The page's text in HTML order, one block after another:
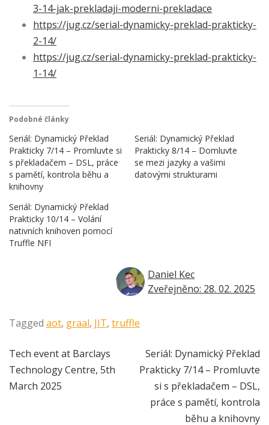
3-14-jak-prekladaji-moderni-prekladace
https://jug.cz/serial-dynamicky-preklad-prakticky-
2-14/
https://jug.cz/serial-dynamicky-preklad-prakticky-
1-14/
Podobné články
Seriál: Dynamický Překlad
Prakticky 7/14 – Promluvte si
s překladačem – DSL, práce
s pamětí, kontrola běhu a
knihovny
Seriál: Dynamický Překlad
Prakticky 8/14 – Domluvte
se mezi jazyky a vašimi
datovými strukturami
Seriál: Dynamický Překlad
Prakticky 10/14 – Volání
nativních knihoven pomocí
Truffle NFI
Daniel Kec
Zveřejněno: 28. 02. 2025
Tagged aot, graal, JIT, truffle
Navigace
pro
Tech event at Barclays
Technology Centre, 5th
March 2025
Seriál: Dynamický Překlad
Prakticky 7/14 – Promluvte
si s překladačem – DSL,
práce s pamětí, kontrola
běhu a knihovny